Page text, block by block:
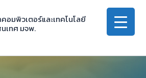
อมพิวเตอร์และเทคโนโลยี
เทศ มจพ.